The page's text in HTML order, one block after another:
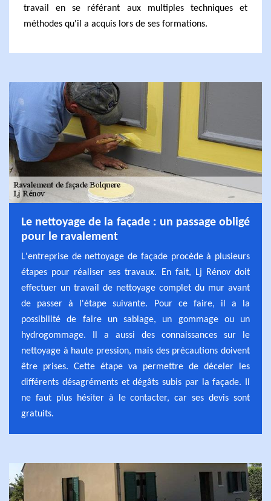
travail en se référant aux multiples techniques et
méthodes qu'il a acquis lors de ses formations.
Le nettoyage de la façade : un passage obligé
pour le ravalement
L'entreprise de nettoyage de façade procède à plusieurs
étapes pour réaliser ses travaux. En fait, Lj Rénov doit
effectuer un travail de nettoyage complet du mur avant
de passer à l'étape suivante. Pour ce faire, il a la
possibilité de faire un sablage, un gommage ou un
hydrogommage. Il a aussi des connaissances sur le
nettoyage à haute pression, mais des précautions doivent
être prises. Cette étape va permettre de déceler les
différents désagréments et dégâts subis par la façade. Il
ne faut plus hésiter à le contacter, car ses devis sont
gratuits.